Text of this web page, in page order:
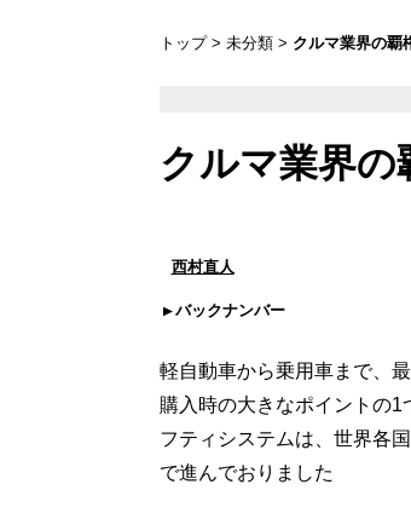
トップ 未分類
クルマ業界の覇
クルマ業界
西村直人
バックナンバー
軽自動車から乗用車まで、
購入時の大きなポイントの
フティシステムは、世界各
で進んでおりました